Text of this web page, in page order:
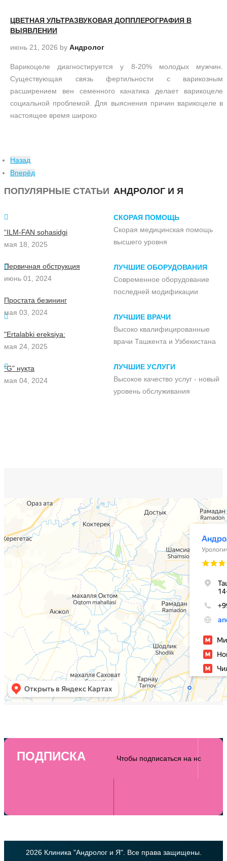
ЦВЕТНАЯ УЛЬТРАЗВУКОВАЯ ДОППЛЕРОГРАФИЯ В
ВЫЯВЛЕНИИ
июнь 21, 2026 by Андролог
Варикоцеле диагностируется у 8-20% молодых мужчин.
Существующая связь фертильности с варикозным
расширением вен семенного канатика делает варикоцеле
социальной проблемой. Для выяснения причин варикоцеле в
настоящее время широко
Назад
Вперёд
ПОПУЛЯРНЫЕ СТАТЬИ
“ILM-FAN sohasidgi
мая 18, 2025
Первичная обструкция
июнь 01, 2024
Простата безининг
мая 03, 2024
"Ertalabki ereksiya:
мая 24, 2025
"G" нуқта
мая 04, 2024
АНДРОЛОГ И Я
СКОРАЯ ПОМОЩЬ
Скорая медицинская помощь
высшего уровня
ЛУЧШИЕ ОБОРУДОВАНИЯ
Современное оборудование
последней модификации
ЛУЧШИЕ ВРАЧИ
Высоко квалифицированные
врачи Ташкента и Узбекистана
ЛУЧШИЕ УСЛУГИ
Высокое качество услуг - новый
уровень обслуживания
ПОДПИСКА
2026 Клиника "Андролог и Я". Все права защищены.